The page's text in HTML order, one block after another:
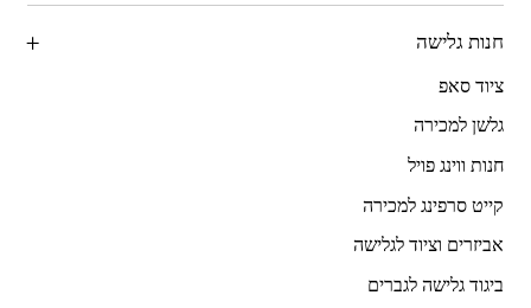
חנות גלישה
ציוד סאפ
גלשן למכירה
חנות ווינג פויל
קייט סרפינג למכירה
אביזרים וציוד לגלישה
ביגוד גלישה לגברים